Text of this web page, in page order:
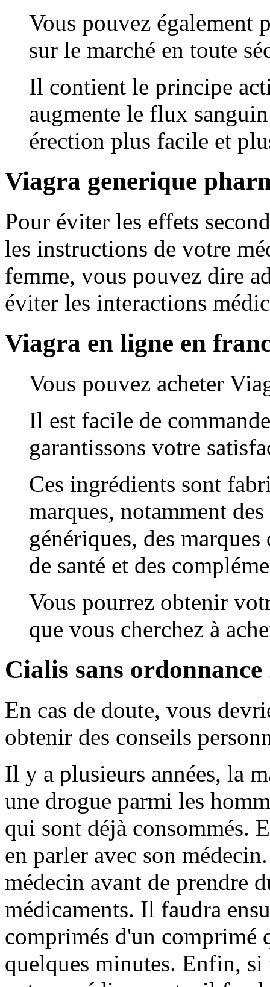
Vous pouvez également
sur le marché en toute
Il contient le principe
augmente le flux
érection plus facile et
Viagra generique
Pour éviter les effets
les instructions de votre
femme, vous pouvez dire
éviter les interactions
Viagra en ligne en
Vous pouvez acheter
Il est facile de
garantissons votre
Ces ingrédients sont
marques, notamment
génériques, des
de santé et des
Vous pourrez obtenir
que vous cherchez à
Cialis sans ordonnance
En cas de doute, vous
obtenir des conseils
Il y a plusieurs années, la
une drogue parmi les
qui sont déjà consommés.
en parler avec son
médecin avant de prendre
médicaments. Il faudra
comprimés d'un comprimé
quelques minutes. Enfin,